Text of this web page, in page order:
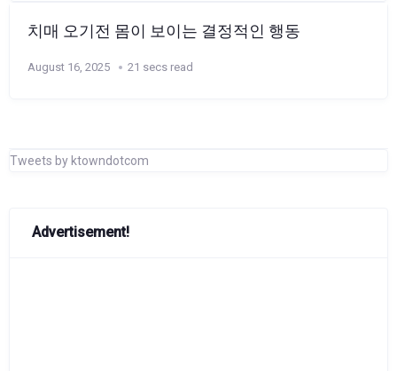
치매 오기전 몸이 보이는 결정적인 행동
August 16, 2025 21 secs read
Tweets by ktowndotcom
Advertisement!